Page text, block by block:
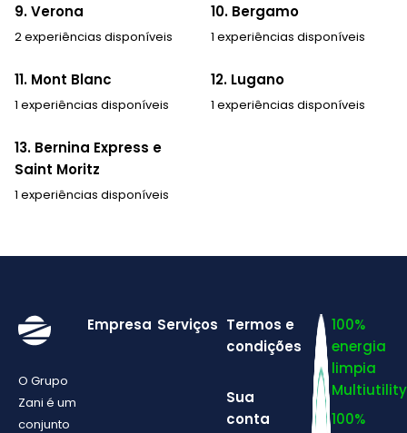
9. Verona
2 experiências disponíveis
10. Bergamo
1 experiências disponíveis
11. Mont Blanc
1 experiências disponíveis
12. Lugano
1 experiências disponíveis
13. Bernina Express e
Saint Moritz
1 experiências disponíveis
O Grupo
Zani é um
conjunto
Empresa Serviços Termos e
condições
Sua
conta
100%
energia
limpia
Multiutility
100%